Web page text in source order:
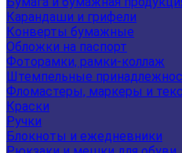
Карандаши и грифели
Конверты бумажные
Обложки на паспорт
Фоторамки, рамки-коллаж
Штемпельные
Фломастеры, маркеры и
Краски
Ручки
Блокноты и ежедневники